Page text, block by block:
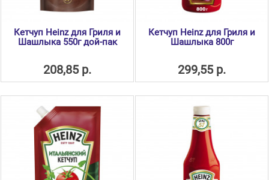
Кетчуп Heinz для Гриля и
Шашлыка 550г дой-пак
208,85 р.
Кетчуп Heinz для Гриля и
Шашлыка 800г
299,55 р.